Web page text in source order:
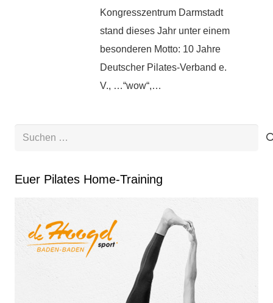
Kongresszentrum Darmstadt
stand dieses Jahr unter einem
besonderen Motto: 10 Jahre
Deutscher Pilates-Verband e.
V., …“wow“,…
Suchen
Euer Pilates Home-Training